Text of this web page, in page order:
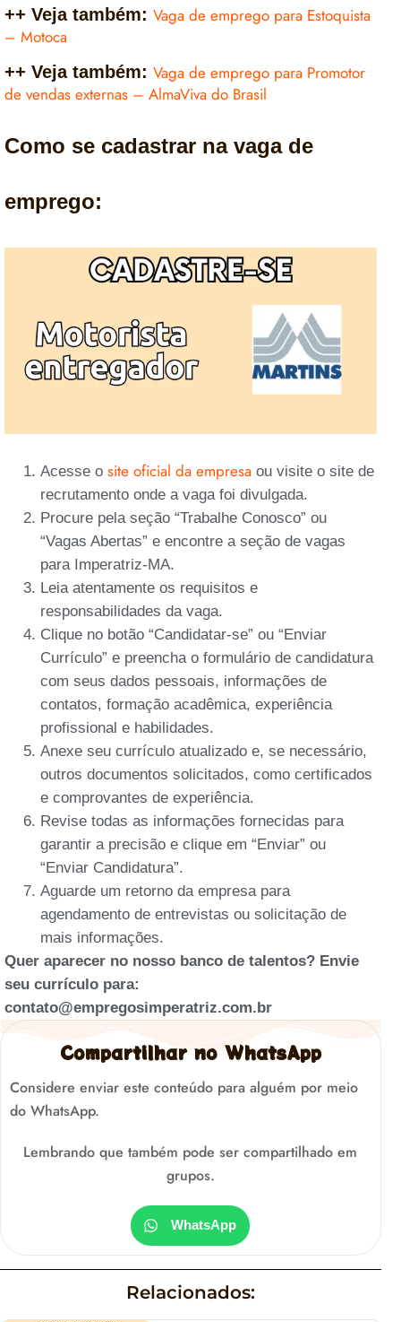
++ Veja também: Vaga de emprego para Estoquista
– Motoca
++ Veja também: Vaga de emprego para Promotor
de vendas externas – AlmaViva do Brasil
Como se cadastrar na vaga de
emprego:
Acesse o site oficial da empresa ou visite o site de
recrutamento onde a vaga foi divulgada.
Procure pela seção “Trabalhe Conosco” ou
“Vagas Abertas” e encontre a seção de vagas
para Imperatriz-MA.
Leia atentamente os requisitos e
responsabilidades da vaga.
Clique no botão “Candidatar-se” ou “Enviar
Currículo” e preencha o formulário de candidatura
com seus dados pessoais, informações de
contatos, formação acadêmica, experiência
profissional e habilidades.
Anexe seu currículo atualizado e, se necessário,
outros documentos solicitados, como certificados
e comprovantes de experiência.
Revise todas as informações fornecidas para
garantir a precisão e clique em “Enviar” ou
“Enviar Candidatura”.
Aguarde um retorno da empresa para
agendamento de entrevistas ou solicitação de
mais informações.
Quer aparecer no nosso banco de talentos? Envie
seu currículo para:
contato@empregosimperatriz.com.br
Compartilhar no WhatsApp
Considere enviar este conteúdo para alguém por meio
do WhatsApp.
Lembrando que também pode ser compartilhado em
grupos.
WhatsApp
Relacionados: